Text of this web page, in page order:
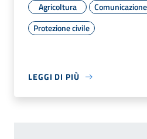
Agricoltura
Protezione civile
LEGGI DI PIÙ